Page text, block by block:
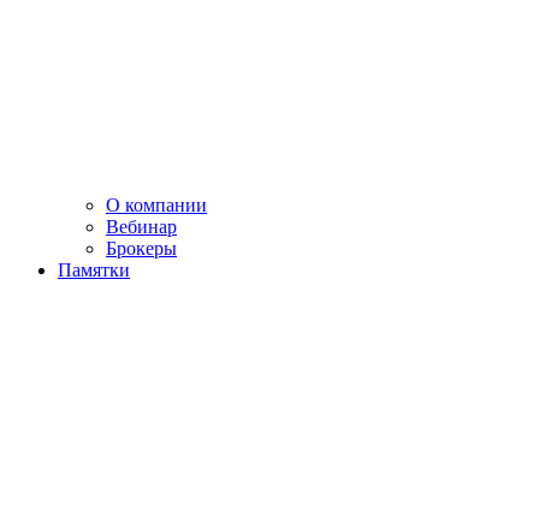
О компании
Вебинар
Брокеры
Памятки